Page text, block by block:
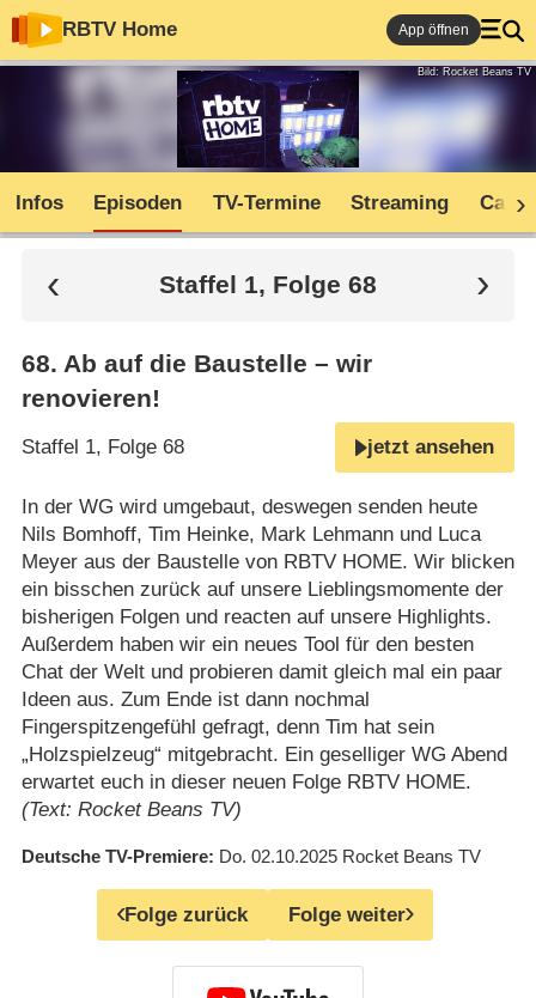
RBTV Home App öffnen
Bild: Rocket Beans TV
Infos Episoden TV-Termine Streaming Cast
Staffel 1, Folge 68
68. Ab auf die Baustelle – wir
renovieren!
Staffel 1, Folge 68 jetzt ansehen
In der WG wird umgebaut, deswegen senden heute
Nils Bomhoff, Tim Heinke, Mark Lehmann und Luca
Meyer aus der Baustelle von RBTV HOME. Wir blicken
ein bisschen zurück auf unsere Lieblingsmomente der
bisherigen Folgen und reacten auf unsere Highlights.
Außerdem haben wir ein neues Tool für den besten
Chat der Welt und probieren damit gleich mal ein paar
Ideen aus. Zum Ende ist dann nochmal
Fingerspitzengefühl gefragt, denn Tim hat sein
„Holzspielzeug“ mitgebracht. Ein geselliger WG Abend
erwartet euch in dieser neuen Folge RBTV HOME.
(Text: Rocket Beans TV)
Deutsche TV-Premiere Do. 02.10.2025 Rocket Beans TV
Folge zurück Folge weiter